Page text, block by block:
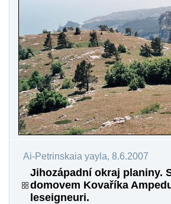
Ai-Petrinskaia yayla, 8.6.2007
Jihozápadní okraj planiny.
domovem Kovaříka
leseigneuri.